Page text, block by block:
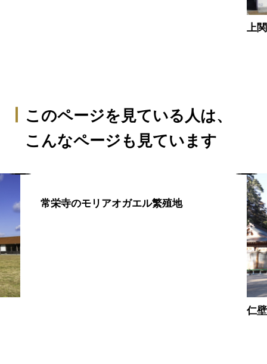
上
このページを見ている人は、
こんなページも見ています
常栄寺のモリアオガエル繁殖地
仁